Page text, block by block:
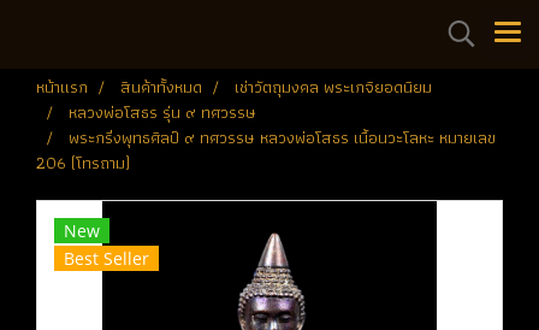
หน้าแรก สินค้าทั้งหมด
เช่าวัตถุมงคล พระเกจิยอดนิยม
หลวงพ่อโสธร รุ่น ๙ ทศวรรษ
พระกริ่งพุทธศิลป์ ๙ ทศวรรษ หลวงพ่อโสธร เนื้อนวะโลหะ หมายเลข
206 (โทรถาม)
New
Best Seller